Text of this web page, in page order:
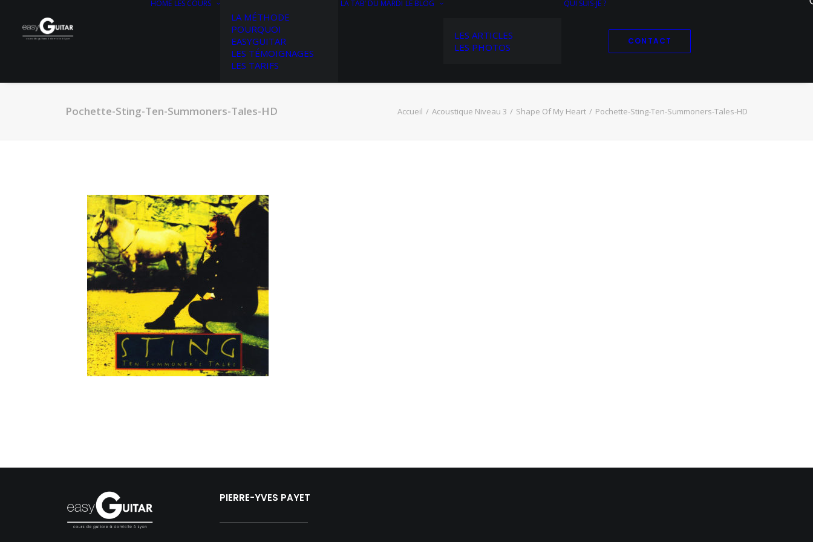
HOME LES COURS
LA MÉTHODE
POURQUOI
EASYGUITAR
LES TÉMOIGNAGES
LES TARIFS
LA TAB’ DU MARDI LE BLOG
LES ARTICLES
LES PHOTOS
QUI SUIS-JE ?
CONTACT
Pochette-Sting-Ten-Summoners-Tales-HD Accueil Acoustique Niveau 3 Shape Of My Heart Pochette-Sting-Ten-Summoners-Tales-HD
PIERRE-YVES PAYET